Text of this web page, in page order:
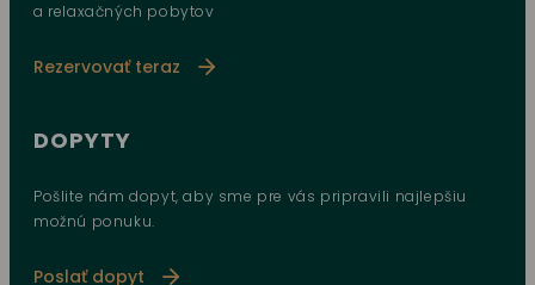
a relaxačných pobytov
Rezervovať teraz
DOPYTY
Pošlite nám dopyt, aby sme pre vás pripravili najlepšiu
možnú ponuku.
Poslať dopyt